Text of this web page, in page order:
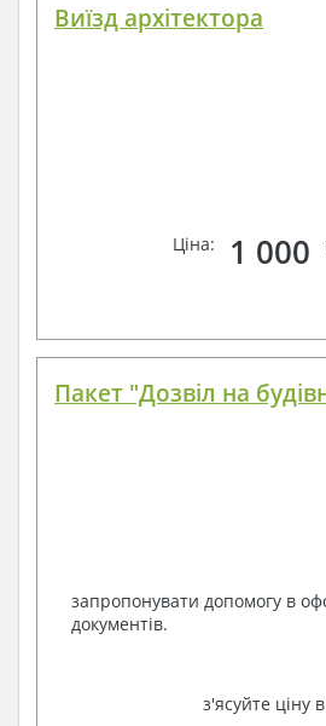
Виїзд архітектора
Ціна: 1 000
Пакет "Дозвіл на
запропонувати допомогу в
документів.
з'ясуйте ціну